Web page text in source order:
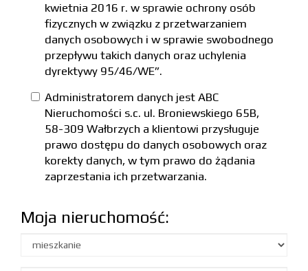
kwietnia 2016 r. w sprawie ochrony osób
fizycznych w związku z przetwarzaniem
danych osobowych i w sprawie swobodnego
przepływu takich danych oraz uchylenia
dyrektywy 95/46/WE”.
Administratorem danych jest ABC
Nieruchomości s.c. ul. Broniewskiego 65B,
58-309 Wałbrzych a klientowi przysługuje
prawo dostępu do danych osobowych oraz
korekty danych, w tym prawo do żądania
zaprzestania ich przetwarzania.
Moja nieruchomość: